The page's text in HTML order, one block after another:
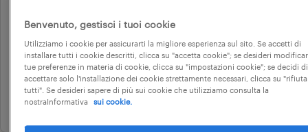
grassobbio, lombardia
tempo determinato
15.000 € - 18.000 € annuale
30 giugno 2026
Benvenuto, gestisci i tuoi cookie
Utilizziamo i cookie per assicurarti la migliore esperienza sul sito. Se accetti di
installare tutti i cookie descritti, clicca su "accetta cookie"; se desideri
tue preferenze in materia di cookie, clicca su "impostazioni cookie"; se decidi di
accettare solo l'installazione dei cookie strettamente necessari, clicca su "rifiuta
tutti". Se desideri sapere di più sui cookie che utilizziamo consulta la
nostraInformativa
sui cookie.